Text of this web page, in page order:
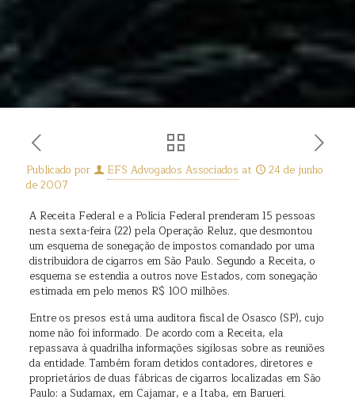
Publicado por EFS Advogados Associados at
24 de junho
de 2007
A Receita Federal e a Polícia Federal prenderam 15 pessoas
nesta sexta-feira (22) pela Operação Reluz, que desmontou
um esquema de sonegação de impostos comandado por uma
distribuidora de cigarros em São Paulo. Segundo a Receita, o
esquema se estendia a outros nove Estados, com sonegação
estimada em pelo menos R$ 100 milhões.
Entre os presos está uma auditora fiscal de Osasco (SP), cujo
nome não foi informado. De acordo com a Receita, ela
repassava à quadrilha informações sigilosas sobre as reuniões
da entidade. Também foram detidos contadores, diretores e
proprietários de duas fábricas de cigarros localizadas em São
Paulo: a Sudamax, em Cajamar, e a Itaba, em Barueri.